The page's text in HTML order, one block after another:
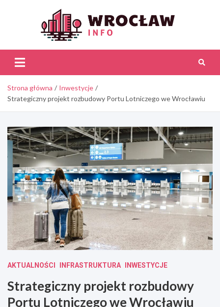
Strona główna
Inwestycje
Strategiczny projekt rozbudowy Portu Lotniczego we Wrocławiu
AKTUALNOŚCI INFRASTRUKTURA INWESTYCJE
Strategiczny projekt rozbudowy
Portu Lotniczego we Wrocławiu